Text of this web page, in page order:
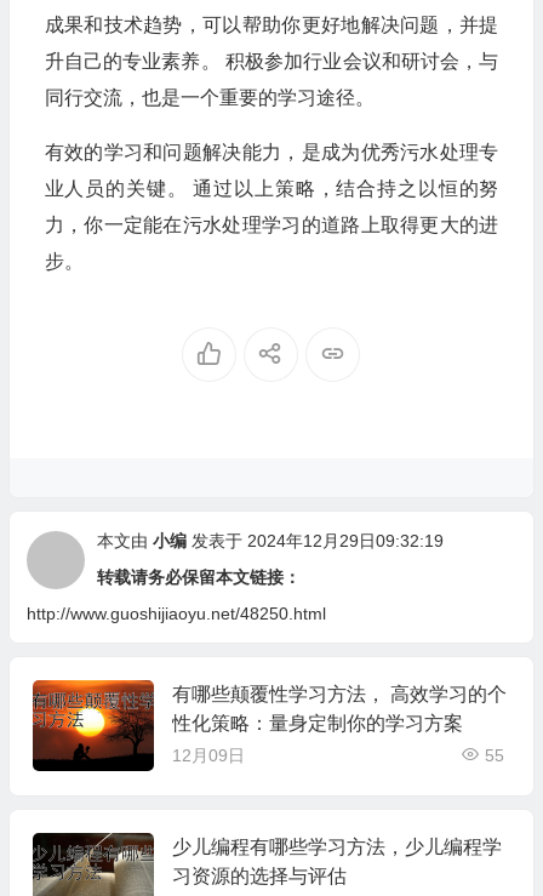
成果和技术趋势，可以帮助你更好地解决问题，并提
升自己的专业素养。 积极参加行业会议和研讨会，与
同行交流，也是一个重要的学习途径。
有效的学习和问题解决能力，是成为优秀污水处理专
业人员的关键。 通过以上策略，结合持之以恒的努
力，你一定能在污水处理学习的道路上取得更大的进
步。
本文由 小编发表于 2024年12月29日09:32:19
转载请务必保留本文链接：
http://www.guoshijiaoyu.net/48250.html
有哪些颠覆性学习方法， 高效学习的个
性化策略：量身定制你的学习方案
12月09日 55
少儿编程有哪些学习方法，少儿编程学
习资源的选择与评估